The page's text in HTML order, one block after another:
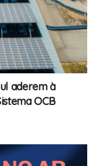
aderem à
OCB